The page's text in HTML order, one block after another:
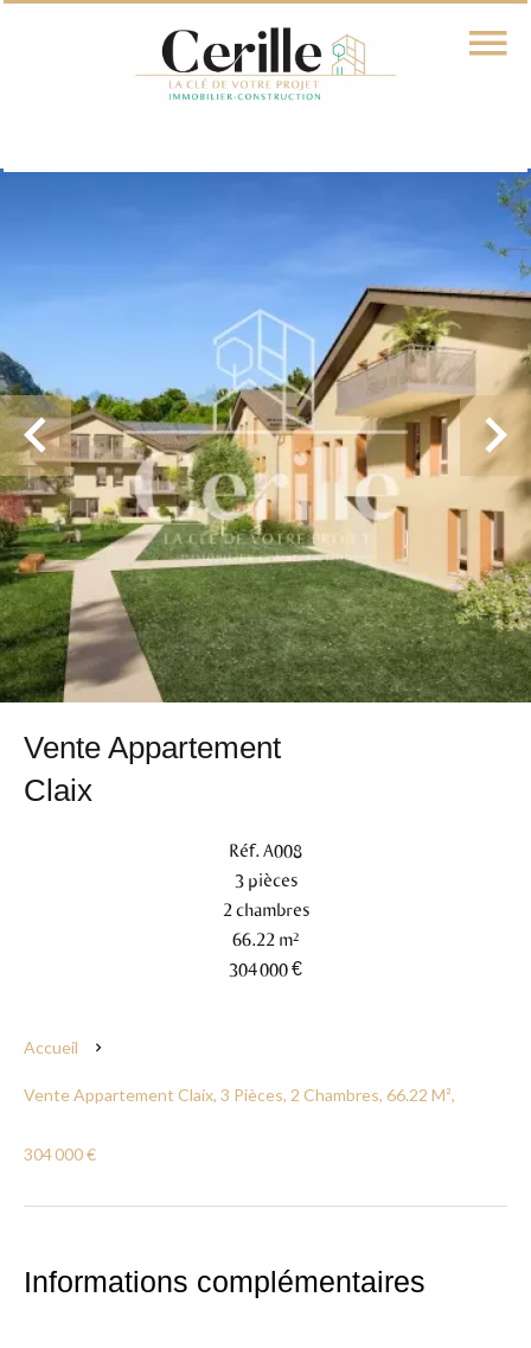
Vente Appartement
Claix
Réf. A008
3 pièces
2 chambres
66.22 m²
304 000 €
Accueil
Vente Appartement Claix, 3 Pièces, 2 Chambres, 66.22 M²,
304 000 €
Informations complémentaires